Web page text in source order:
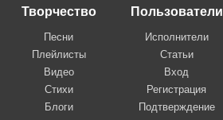
Творчество
Песни
Плейлисты
Видео
Стихи
Блоги
Пользователи
Исполнители
Статьи
Вход
Регистрация
Подтверждение